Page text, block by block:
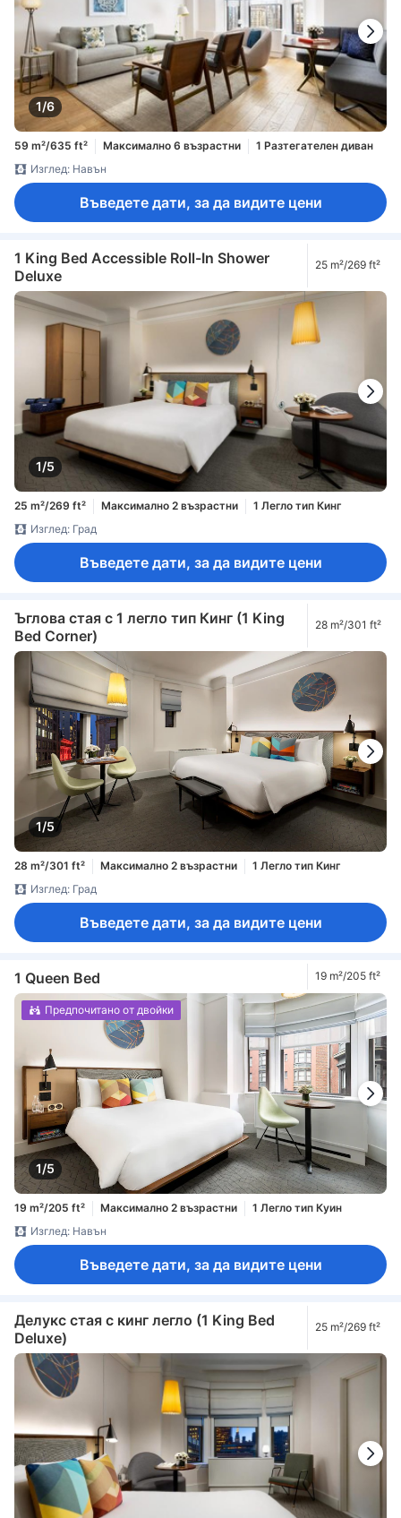
1/6
59 m²/635 ft² Максимално 6 възрастни
1 Разтегателен диван
Изглед: Навън
Въведете дати, за да видите цени
1 King Bed Accessible Roll-In Shower
Deluxe
25 m²/269 ft²
1/5
25 m²/269 ft² Максимално 2 възрастни
1 Легло тип Кинг
Изглед: Град
Въведете дати, за да видите цени
Ъглова стая с 1 легло тип Кинг (1 King
Bed Corner)
28 m²/301 ft²
1/5
28 m²/301 ft² Максимално 2 възрастни
1 Легло тип Кинг
Изглед: Град
Въведете дати, за да видите цени
1 Queen Bed 19 m²/205 ft²
1/5
Предпочитано от двойки
19 m²/205 ft² Максимално 2 възрастни
1 Легло тип Куин
Изглед: Навън
Въведете дати, за да видите цени
Делукс стая с кинг легло (1 King Bed
Deluxe)
25 m²/269 ft²